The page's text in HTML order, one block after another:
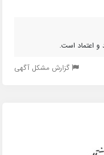
و اعتماد است.
گزارش مشکل آگهی